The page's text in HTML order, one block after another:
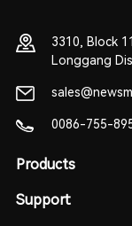
3310, Block
Longgang
0086-755-
Products
Support